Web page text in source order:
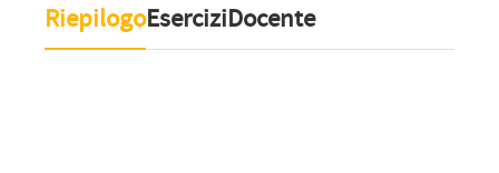
RiepilogoEserciziDocente